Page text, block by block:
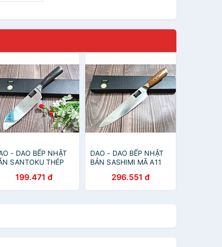
- DAO BẾP NHẬT
SANTOKU THÉP
nt topcomshop
199.471 đ
DAO - DAO BẾP NHẬT
BẢN SASHIMI MÃ A11
296.551 đ